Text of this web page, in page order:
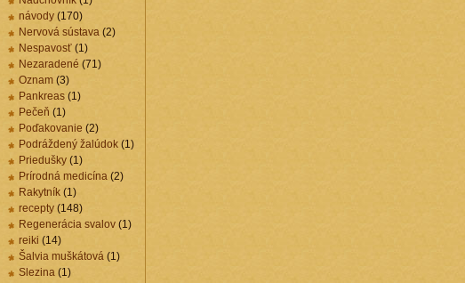
návody (170)
Nervová sústava (2)
Nespavosť (1)
Nezaradené (71)
Oznam (3)
Pankreas (1)
Pečeň (1)
Poďakovanie (2)
Podráždený žalúdok (1)
Priedušky (1)
Prírodná medicína (2)
Rakytník (1)
recepty (148)
Regenerácia svalov (1)
reiki (14)
Šalvia muškátová (1)
Slezina (1)